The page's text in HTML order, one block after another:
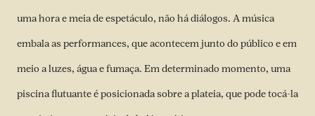
uma hora e meia de espetáculo, não há diálogos. A música
embala as performances, que acontecem junto do público e em
meio a luzes, água e fumaça. Em determinado momento, uma
piscina flutuante é posicionada sobre a plateia, que pode tocá-la